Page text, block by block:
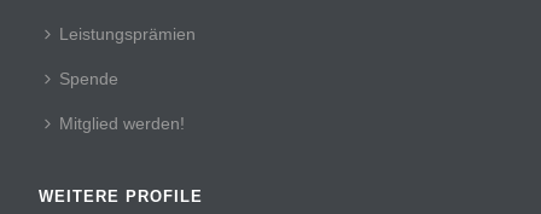
Leistungsprämien
Spende
Mitglied werden!
WEITERE PROFILE